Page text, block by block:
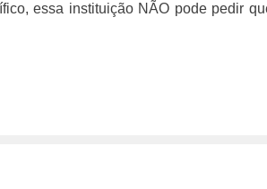
essa instituição NÃO pode pedir